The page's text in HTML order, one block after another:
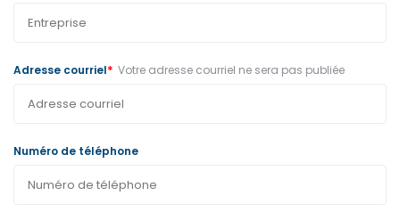
Adresse courriel* Votre adresse courriel ne sera pas publiée
Numéro de téléphone